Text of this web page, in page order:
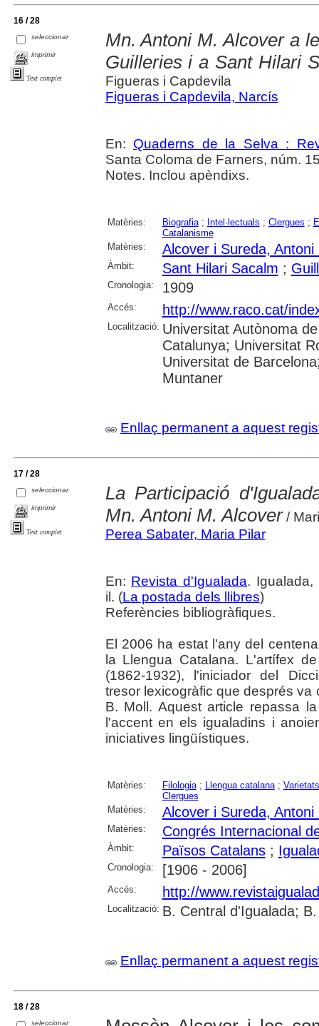
16 / 28
seleccionar
imprimir
Text complet
Mn. Antoni M. Alcover a
Guilleries i a Sant Hilari
Figueras i Capdevila
Figueras i Capdevila, Narcís
En: Quaderns de la Selva :
Santa Coloma de Farners, núm.
Notes. Inclou apèndixs.
Matèries: Biografia; Intel·lectuals ; Clergues ;
Catalanisme
Matèries:
Alcover i Sureda, Antoni
Àmbit: Sant Hilari Sacalm ;
Cronologia: 1909
Accés: http://www.raco.cat/
Localització: Universitat Autònoma
Catalunya; Universitat
Universitat de
Muntaner
Enllaç permanent a aquest
17 / 28
seleccionar
imprimir
Text complet
La Participació
Mn. Antoni M. Alcover/
Perea Sabater, Maria Pilar
En: Revista d'Igualada.
il. (La postada dels llibres)
Referències bibliogràfiques.
El 2006 ha estat l'any del
la Llengua Catalana. L'artífex
(1862-1932), l'iniciador del
tresor lexicogràfic que després
B. Moll. Aquest article repassa
l'accent en els igualadins i
iniciatives lingüístiques.
Matèries: Filologia; Llengua catalana;
Clergues
Matèries:
Alcover i Sureda, Antoni
Matèries: Congrés Internacional
Àmbit: Països Catalans;
Cronologia: [1906 - 2006]
Accés: http://
Localització: B. Central d'Igualada;
Enllaç permanent a aquest
18 / 28
seleccionar